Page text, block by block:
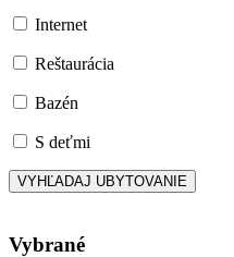
Internet
Reštaurácia
Bazén
S deťmi
Vybrané